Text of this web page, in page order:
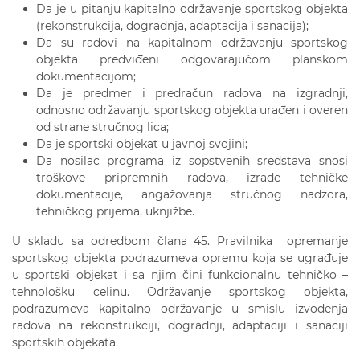
Da je u pitanju kapitalno održavanje sportskog objekta
(rekonstrukcija, dogradnja, adaptacija i sanacija);
Da su radovi na kapitalnom održavanju sportskog
objekta predviđeni odgovarajućom planskom
dokumentacijom;
Da je predmer i predračun radova na izgradnji,
odnosno održavanju sportskog objekta urađen i overen
od strane stručnog lica;
Da je sportski objekat u javnoj svojini;
Da nosilac programa iz sopstvenih sredstava snosi
troškove pripremnih radova, izrade tehničke
dokumentacije, angažovanja stručnog nadzora,
tehničkog prijema, uknjižbe.
U skladu sa odredbom člana 45. Pravilnika opremanje
sportskog objekta podrazumeva opremu koja se ugrađuje
u sportski objekat i sa njim čini funkcionalnu tehničko –
tehnološku celinu. Održavanje sportskog objekta,
podrazumeva kapitalno održavanje u smislu izvođenja
radova na rekonstrukciji, dogradnji, adaptaciji i sanaciji
sportskih objekata.